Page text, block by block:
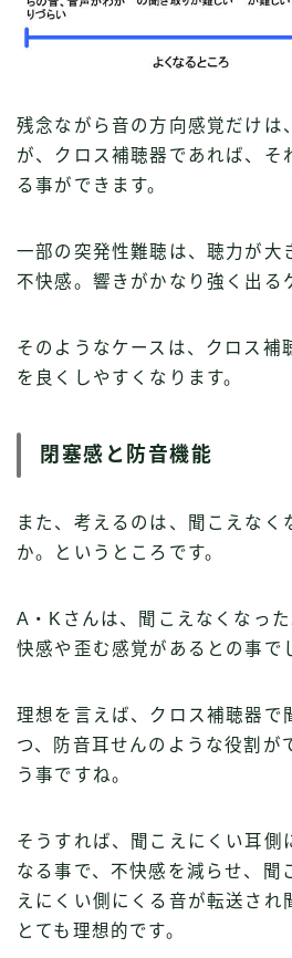
残念ながら音の方向感覚だけは
が、クロス補聴器であれば、そ
る事ができます。
一部の突発性難聴は、聴力が大
不快感。響きがかなり強く出る
そのようなケースは、クロス補
を良くしやすくなります。
閉塞感と防音機能
また、考えるのは、聞こえなく
か。というところです。
A・Kさんは、聞こえなくなっ
快感や歪む感覚があるとの事で
理想を言えば、クロス補聴器で
つ、防音耳せんのような役割が
う事ですね。
そうすれば、聞こえにくい耳側
なる事で、不快感を減らせ、聞
えにくい側にくる音が転送され
とても理想的です。